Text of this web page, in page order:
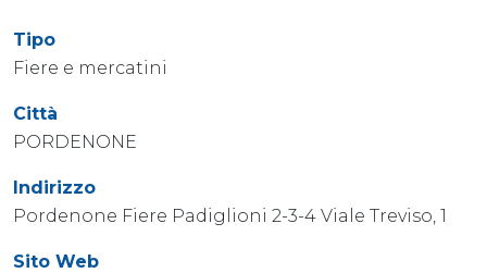
Tipo
Fiere e mercatini
Città
PORDENONE
Indirizzo
Pordenone Fiere Padiglioni 2-3-4 Viale Treviso, 1
Sito Web